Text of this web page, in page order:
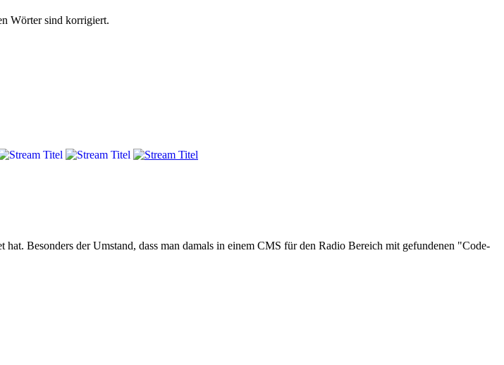
Wörter sind korrigiert.
Besonders der Umstand, dass man damals in einem CMS für den Radio Bereich mit gefundenen "Code-